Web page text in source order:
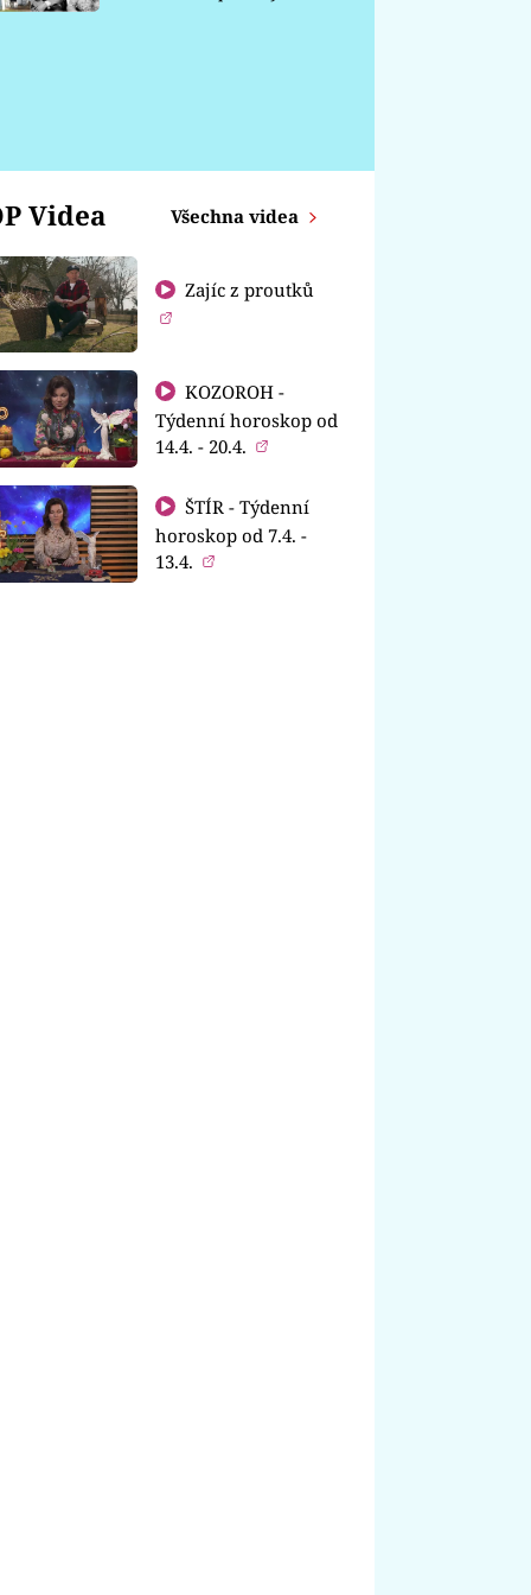
Videa Všechna videa
Zajíc z proutků
KOZOROH -
Týdenní horoskop od
14.4. - 20.4.
ŠTÍR - Týdenní
horoskop od 7.4. -
13.4.